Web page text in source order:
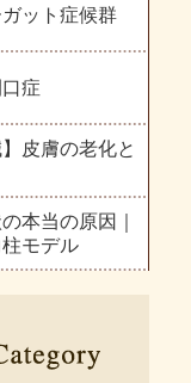
ット症候群
症
】皮膚の老化と
本当の原因｜
モデル